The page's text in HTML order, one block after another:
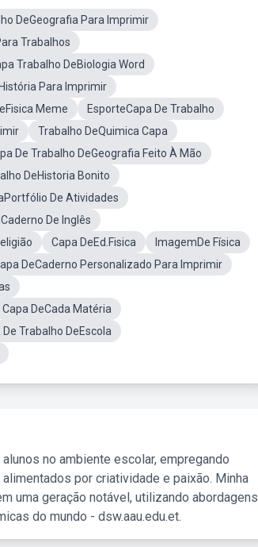
DeGeografia Para Imprimir
Trabalhos
Trabalho DeBiologia Word
Para Imprimir
Meme
EsporteCapa De Trabalho
Trabalho DeQuimica Capa
De Trabalho DeGeografia Feito À Mão
DeHistoria Bonito
De Atividades
De Inglês
Capa DeEd.Fisica
ImagemDe Física
DeCaderno Personalizado Para Imprimir
Capa DeCada Matéria
De Trabalho DeEscola
no ambiente escolar, empregando
por criatividade e paixão. Minha
uma geração notável, utilizando abordagens
do mundo - dsw.aau.edu.et.